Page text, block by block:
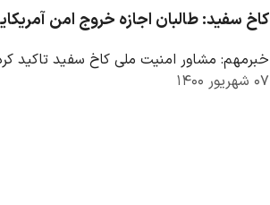
کاخ سفید: طالبان اجازه خروج امن آمریکایی‌ها پس از
خبرمهم: مشاور امنیت ملی کاخ سفید تاکید
۰۷ شهریور ۱۴۰۰